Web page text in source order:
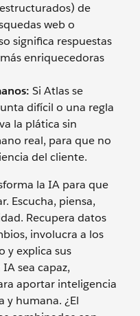
de
web o
significa respuestas
enriquecedoras
Si Atlas se
difícil o una regla
la plática sin
real, para que no
del cliente.
la IA para que
Escucha, piensa,
Recupera datos
involucra a los
y explica sus
sea capaz,
aportar inteligencia
y humana. ¿El